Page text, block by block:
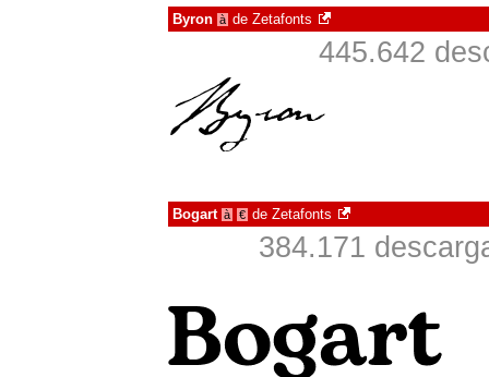
Byron à de Zetafonts
445.642
Bogart à € de Zetafonts
384.171